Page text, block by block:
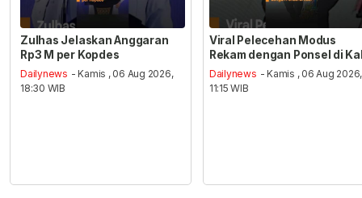
Zulhas Jelaskan Anggaran
Rp3 M per Kopdes
Dailynews - Kamis , 06 Aug 2026,
18:30 WIB
Viral Pelecehan Modus
Rekam dengan Ponsel di
Dailynews - Kamis , 06 Aug 2026,
11:15 WIB